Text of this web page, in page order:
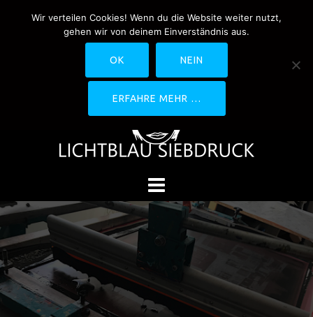
0170-4800361
drucken@lichtblau-
siebdruck.de
Schwedlerstraße 1 - 5 60314
Wir verteilen Cookies! Wenn du die Website weiter nutzt,
gehen wir von deinem Einverständnis aus.
OK NEIN
ERFAHRE MEHR …